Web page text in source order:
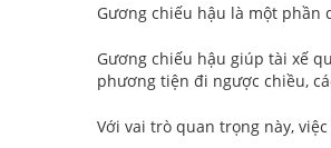
Gương chiếu hậu là một phần
Gương chiếu hậu giúp tài xế
phương tiện đi ngược chiều,
Với vai trò quan trọng này,